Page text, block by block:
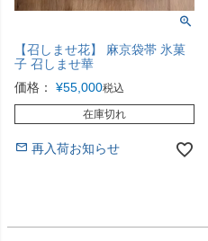
【召しませ花】 麻京袋帯 氷菓
子 召しませ華
価格：
¥55,000税込
在庫切れ
再入荷お知らせ